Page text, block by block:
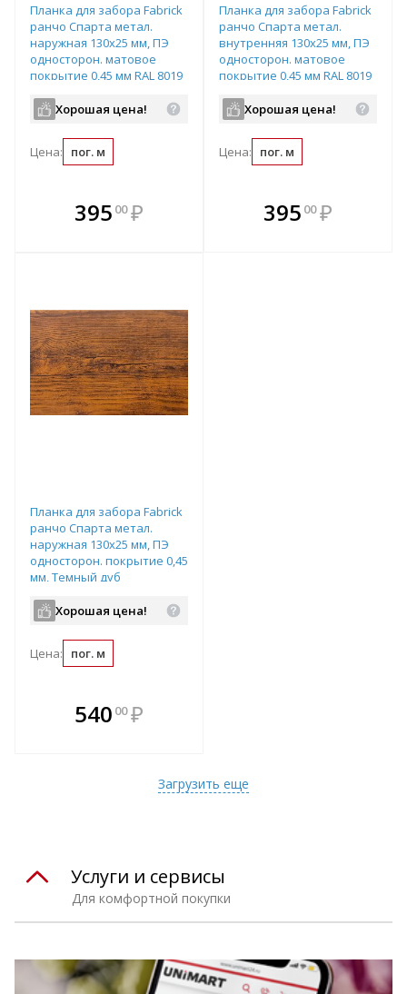
Планка для забора Fabrick
ранчо Спарта метал.
наружная 130х25 мм, ПЭ
односторон. матовое
покрытие 0,45 мм RAL 8019
Хорошая цена!
Цена: пог. м
395 00 ₽
В комплекте
всегда выгоднее!
Планка для забора Fabrick
ранчо Спарта метал.
внутренняя 130х25 мм, ПЭ
односторон. матовое
покрытие 0,45 мм RAL 8019
Хорошая цена!
Цена: пог. м
В комплекте
всегда выгоднее!
395 00 ₽
Планка для забора Fabrick
ранчо Спарта метал.
наружная 130х25 мм, ПЭ
односторон. покрытие 0,45
мм, Темный дуб
Хорошая цена!
Цена: пог. м
540 00 ₽
Загрузить еще
Для комфортной покупки
Услуги и сервисы